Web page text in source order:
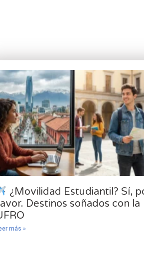
¿Movilidad Estudiantil? Sí,
Destinos soñados con la
más »